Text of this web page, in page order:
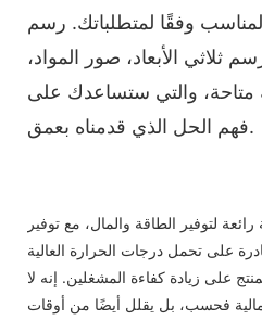
وفقًا لمتطلباتك. رسم
ثلاثي الأبعاد، صور المواد،
متاحة، والتي ستساعدك على
فهم الحل الذي قدمناه بعمق.
لتوفير الطاقة والمال، مع توفير
على تحمل درجات الحرارة العالية
على زيادة كفاءة المشغلين. إنه لا
فحسب، بل يقلل أيضًا من أوقات